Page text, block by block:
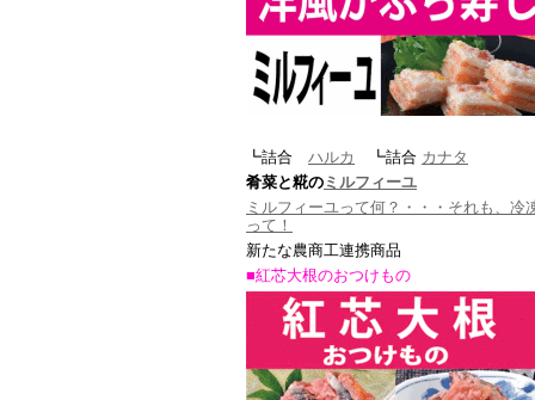
┗詰合 ハルカ ┗詰合 カナタ
肴菜と糀の ミルフィーユ
ミルフィーユって何？・・・それも、冷
って！
新たな農商工連携商品
■紅芯大根のおつけもの